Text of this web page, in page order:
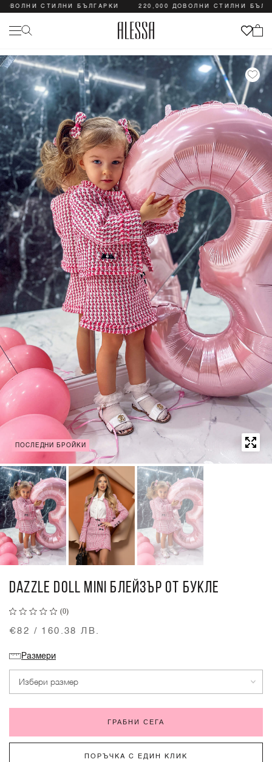
СТИЛНИ БЪЛГАРКИ 220,000 ДОВОЛНИ СТИЛНИ
ПОСЛЕДНИ БРОЙКИ
DAZZLE DOLL MINI БЛЕЙЗЪР ОТ БУКЛЕ
(0)
€82 / 160.38 ЛВ.
Размери
Избери размер
ГРАБНИ СЕГА
ПОРЪЧКА С ЕДИН КЛИК